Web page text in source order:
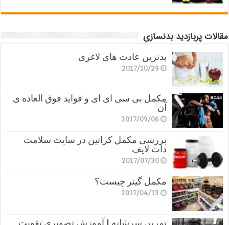
مقالات پربازدید بدنسازی
بدترین عادت های لاغری
2017/10/29
مکمل بی سی ای ای و فواید فوق العاده ی
آن
2017/09/06
بررسی مکمل کراتین در سایت سلامت
دات لایف
2017/07/30
مکمل گینر چیست؟
2017/04/13
تمرین سرشانه | آموزش تصویری تقویت